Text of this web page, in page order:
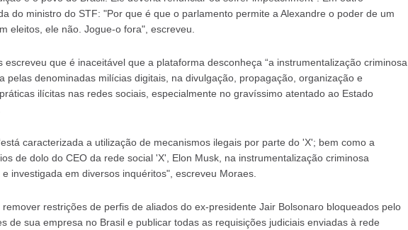
do ministro do STF: "Por que é que o parlamento permite a Alexandre o poder de um
eleitos, ele não. Jogue-o fora", escreveu.
escreveu que é inaceitável que a plataforma desconheça “a instrumentalização criminosa
pelas denominadas milícias digitais, na divulgação, propagação, organização e
ilícitas nas redes sociais, especialmente no gravíssimo atentado ao Estado
caracterizada a utilização de mecanismos ilegais por parte do 'X'; bem como a
de dolo do CEO da rede social 'X', Elon Musk, na instrumentalização criminosa
investigada em diversos inquéritos", escreveu Moraes.
restrições de perfis de aliados do ex-presidente Jair Bolsonaro bloqueados pelo
de sua empresa no Brasil e publicar todas as requisições judiciais enviadas à rede